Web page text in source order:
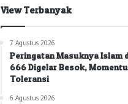
View Terbanyak
7 Agustus 2026
Peringatan Masuknya Islam
666 Digelar Besok,
Toleransi
6 Agustus 2026